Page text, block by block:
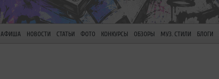
АФИША НОВОСТИ СТАТЬИ ФОТО КОНКУРСЫ ОБЗОРЫ МУЗ. СТИЛИ БЛОГИ